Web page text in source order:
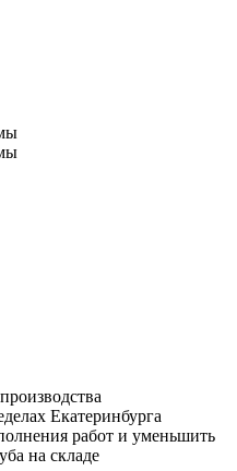
Екатеринбурга
работ и уменьшить
на складе